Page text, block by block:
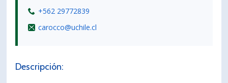
+562 29772839
carocco@uchile.cl
Descripción: